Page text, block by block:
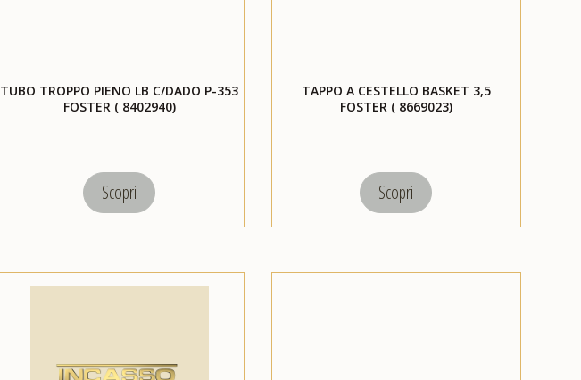
TUBO TROPPO PIENO LB C/DADO P-353
FOSTER ( 8402940)
Scopri
TAPPO A CESTELLO BASKET 3,5
FOSTER ( 8669023)
Scopri